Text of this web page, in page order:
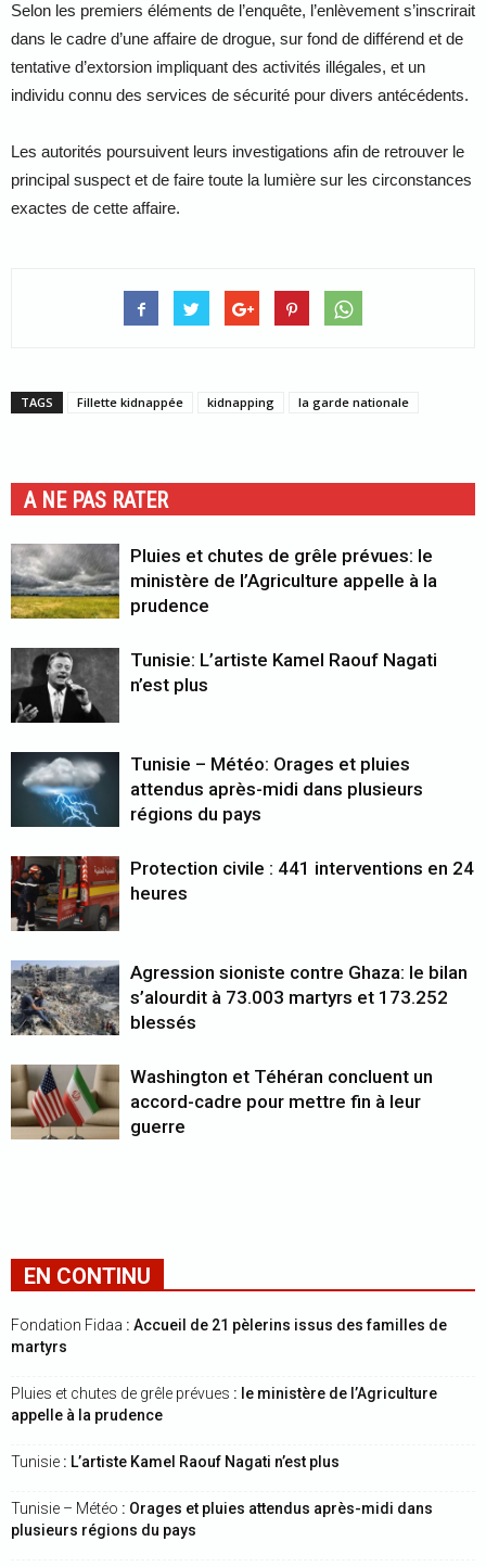
Selon les premiers éléments de l’enquête, l’enlèvement s’inscrirait
dans le cadre d’une affaire de drogue, sur fond de différend et de
tentative d’extorsion impliquant des activités illégales, et un
individu connu des services de sécurité pour divers antécédents.
Les autorités poursuivent leurs investigations afin de retrouver le
principal suspect et de faire toute la lumière sur les circonstances
exactes de cette affaire.
TAGS Fillette kidnappée kidnapping la garde nationale
A NE PAS RATER
Pluies et chutes de grêle prévues: le
ministère de l’Agriculture appelle à la
prudence
Tunisie: L’artiste Kamel Raouf Nagati
n’est plus
Tunisie – Météo: Orages et pluies
attendus après-midi dans plusieurs
régions du pays
Protection civile : 441 interventions en 24
heures
Agression sioniste contre Ghaza: le bilan
s’alourdit à 73.003 martyrs et 173.252
blessés
Washington et Téhéran concluent un
accord-cadre pour mettre fin à leur
guerre
EN CONTINU
Fondation Fidaa : Accueil de 21 pèlerins issus des familles de
martyrs
Pluies et chutes de grêle prévues : le ministère de l’Agriculture
appelle à la prudence
Tunisie : L’artiste Kamel Raouf Nagati n’est plus
Tunisie – Météo : Orages et pluies attendus après-midi dans
plusieurs régions du pays